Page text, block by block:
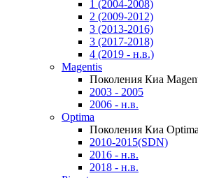
1 (2004-2008)
2 (2009-2012)
3 (2013-2016)
3 (2017-2018)
4 (2019 - н.в.)
Magentis
Поколения Киа
2003 - 2005
2006 - н.в.
Optima
Поколения Киа Optima
2010-2015(SDN)
2016 - н.в.
2018 - н.в.